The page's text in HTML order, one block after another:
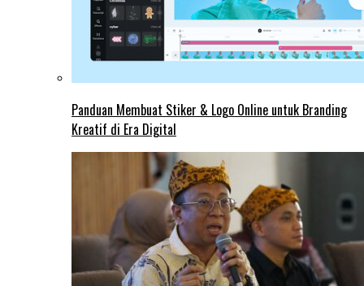
Panduan Membuat Stiker & Logo Online untuk Branding
Kreatif di Era Digital